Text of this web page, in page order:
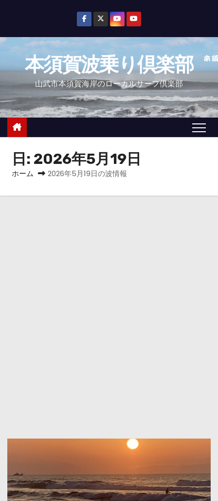
ン
へ
キ
ッ
本須賀波乗り倶楽部
山武市本須賀海岸のローカルサーフ倶楽部
日: 2026年5月19日
ホーム 2026年5月19日の波情報